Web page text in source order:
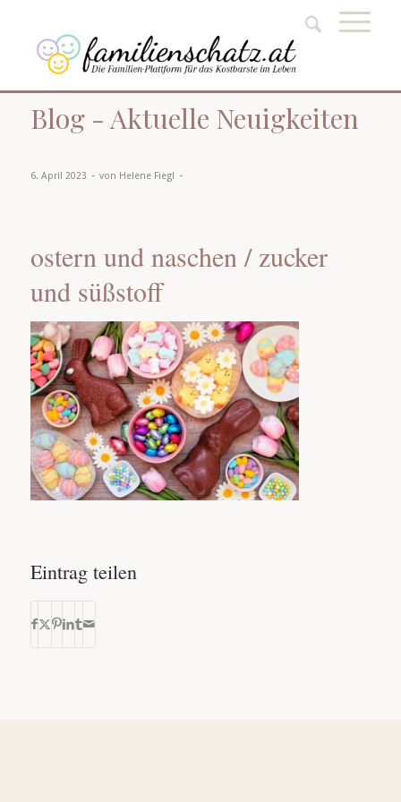
Blog - Aktuelle Neuigkeiten
6. April 2023 - von Helene Fiegl -
ostern und naschen / zucker
und süßstoff
Eintrag teilen